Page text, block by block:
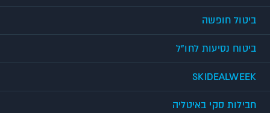
ביטול חופשה
ביטוח נסיעות לחו"ל
SKIDEALWEEK
חבילות סקי באיטליה